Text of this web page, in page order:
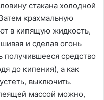
стакана холодной
крахмальную
в кипящую жидкость,
и сделав огонь
средство
до кипения), а как
выключить.
массой можно,